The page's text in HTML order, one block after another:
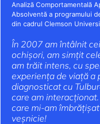
Analiză Comportamentală
Absolventă a programului
din cadrul Clemson
În 2007 am întâlnit
ochișori, am simțit
am trăit intens, cu
experiența de viață a
diagnosticat cu
care am
care mi-am
veșnicie!